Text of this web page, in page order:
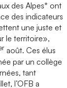
des Alpes* ont
des indicateurs
une juste et
le territoire»,
août. Ces élus
par un collège
tant
l’OFB a